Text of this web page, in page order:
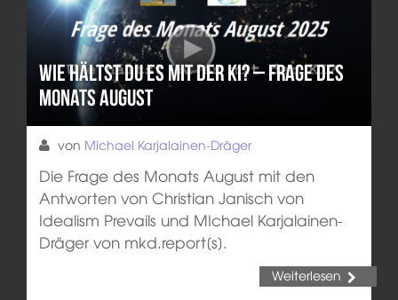
Wie hältst du es mit der KI? – Frage des
Monats August
von Michael Karjalainen-Dräger
Die Frage des Monats August mit den
Antworten von Christian Janisch von
Idealism Prevails und MIchael Karjalainen-
Dräger von mkd.report[s].
Weiterlesen